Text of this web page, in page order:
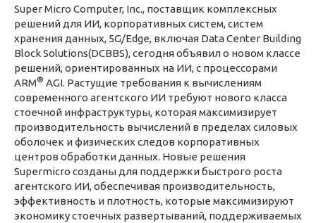
Super Micro Computer, Inc., поставщик комплексных
решений для ИИ, корпоративных систем, систем
хранения данных, 5G/Edge, включая Data Center Building
Block Solutions(DCBBS), сегодня объявил о новом классе
решений, ориентированных на ИИ, с процессорами
ARM® AGI. Растущие требования к вычислениям
современного агентского ИИ требуют нового класса
стоечной инфраструктуры, которая максимизирует
производительность вычислений в пределах силовых
оболочек и физических следов корпоративных
центров обработки данных. Новые решения
Supermicro созданы для поддержки быстрого роста
агентского ИИ, обеспечивая производительность,
эффективность и плотность, которые максимизируют
экономику стоечных развертываний, поддерживаемых